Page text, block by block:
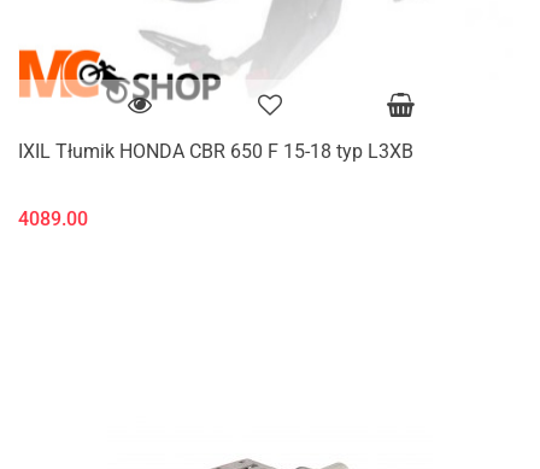
IXIL Tłumik HONDA CBR 650 F 15-18 typ L3XB
4089.00